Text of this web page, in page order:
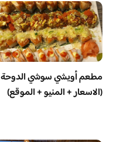
مطعم أويشي سوشي الدوحة
(الاسعار + المنيو + الموقع)